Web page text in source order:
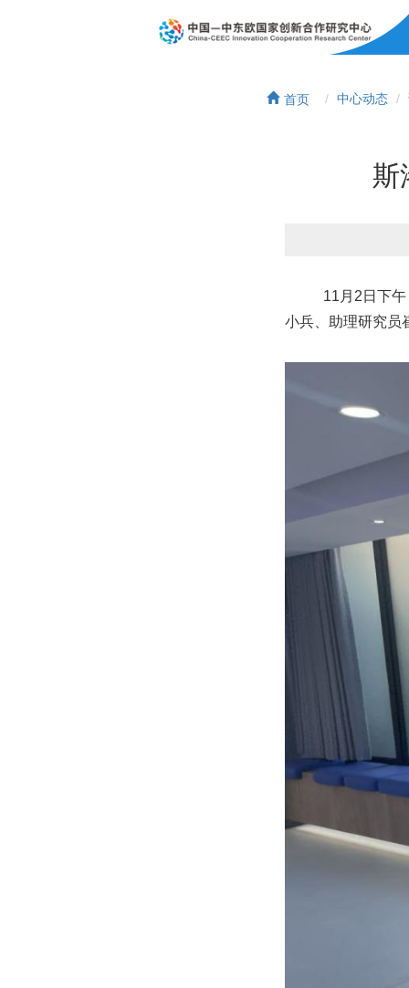
首页 中心动态
斯
11月2日下
小兵、助理研究员